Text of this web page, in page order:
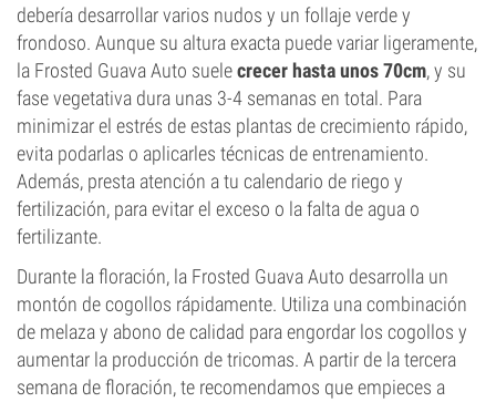
debería desarrollar varios nudos y un follaje verde y
frondoso. Aunque su altura exacta puede variar ligeramente,
la Frosted Guava Auto suelecrecer hasta unos 70cm, y su
fase vegetativa dura unas 3-4 semanas en total. Para
minimizar el estrés de estas plantas de crecimiento rápido,
evita podarlas o aplicarles técnicas de entrenamiento.
Además, presta atención a tu calendario de riego y
fertilización, para evitar el exceso o la falta de agua o
fertilizante.
Durante la floración, la Frosted Guava Auto desarrolla un
montón de cogollos rápidamente. Utiliza una combinación
de melaza y abono de calidad para engordar los cogollos y
aumentar la producción de tricomas. A partir de la tercera
semana de floración, te recomendamos que empieces a